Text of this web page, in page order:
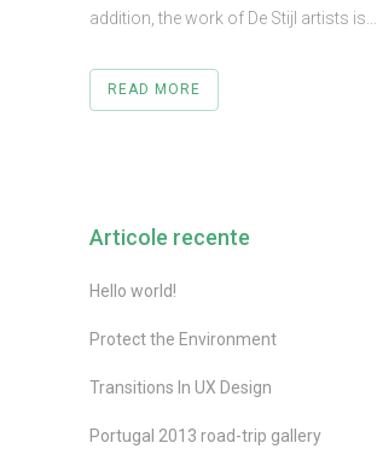
addition, the work of De Stijl artists is...
READ MORE
Articole recente
Hello world!
Protect the Environment
Transitions In UX Design
Portugal 2013 road-trip gallery